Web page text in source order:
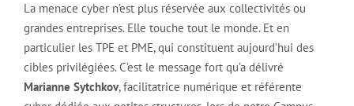
La menace cyber n’est plus réservée aux collectivités ou
grandes entreprises. Elle touche tout le monde. Et en
particulier les TPE et PME, qui constituent aujourd’hui des
cibles privilégiées. C’est le message fort qu’a délivré
Marianne Sytchkov, facilitatrice numérique et référente